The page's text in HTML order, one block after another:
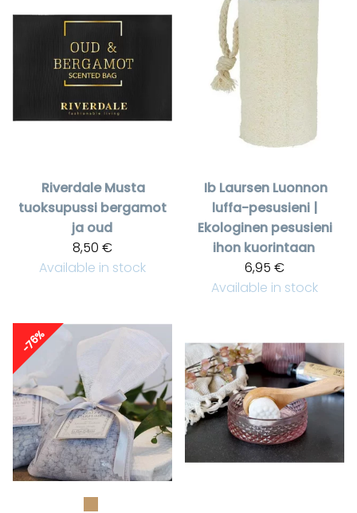
Riverdale Musta
tuoksupussi bergamot
ja oud
8,50 €
Available in stock
Ib Laursen Luonnon
luffa-pesusieni |
Ekologinen pesusieni
ihon kuorintaan
6,95 €
Available in stock
-76%